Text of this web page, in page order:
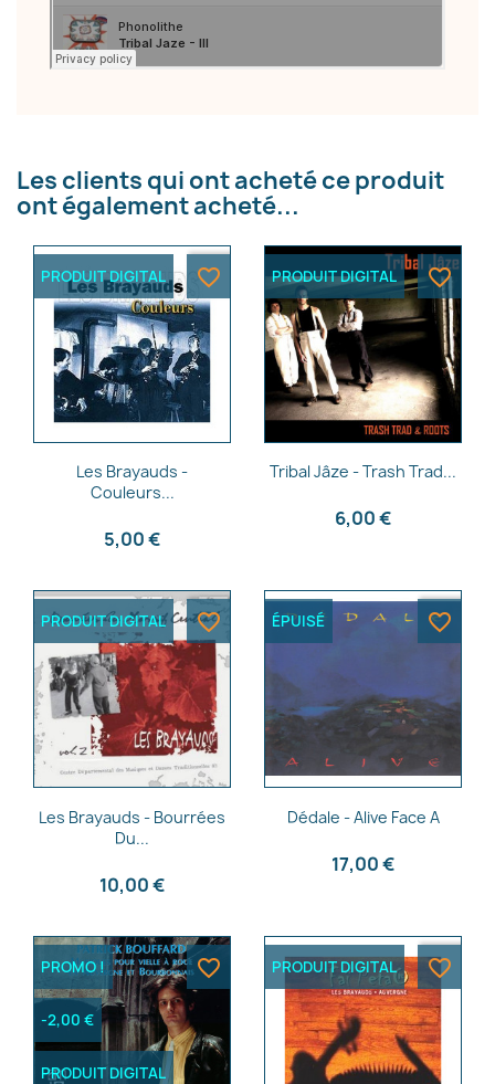
Les clients qui ont acheté ce produit
ont également acheté...
Aperçu rapide
Les Brayauds -
Couleurs...
5,00 €
PRODUIT DIGITAL favorite_border
 Aperçu rapide
Tribal Jâze - Trash Trad...
6,00 €
PRODUIT DIGITAL favorite_border
Aperçu rapide
Les Brayauds - Bourrées
Du...
10,00 €
PRODUIT DIGITAL favorite_border
Aperçu rapide
Dédale - Alive Face A
17,00 €
ÉPUISÉ favorite_border
PROMO !
-2,00 €
PRODUIT DIGITAL
favorite_border PRODUIT DIGITAL favorite_border
Nom de la liste d'envies
Annuler Créer une liste d'envies